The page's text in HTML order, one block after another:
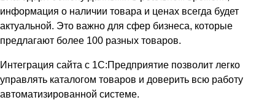
информация о наличии товара и ценах всегда будет
актуальной. Это важно для сфер бизнеса, которые
предлагают более 100 разных товаров.
Интеграция сайта с 1С:Предприятие позволит легко
управлять каталогом товаров и доверить всю работу
автоматизированной системе.